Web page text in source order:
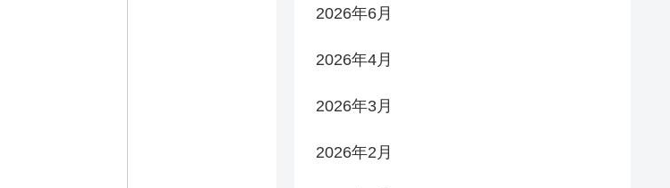
2026年6月
2026年4月
2026年3月
2026年2月